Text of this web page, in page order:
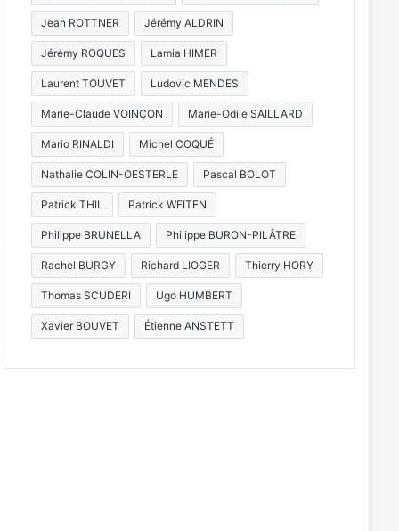
Jean ROTTNER Jérémy ALDRIN
Jérémy ROQUES Lamia HIMER
Laurent TOUVET Ludovic MENDES
Marie-Claude VOINÇON Marie-Odile SAILLARD
Mario RINALDI Michel COQUÉ
Nathalie COLIN-OESTERLE Pascal BOLOT
Patrick THIL Patrick WEITEN
Philippe BRUNELLA Philippe BURON-PILÂTRE
Rachel BURGY Richard LIOGER Thierry HORY
Thomas SCUDERI Ugo HUMBERT
Xavier BOUVET Étienne ANSTETT